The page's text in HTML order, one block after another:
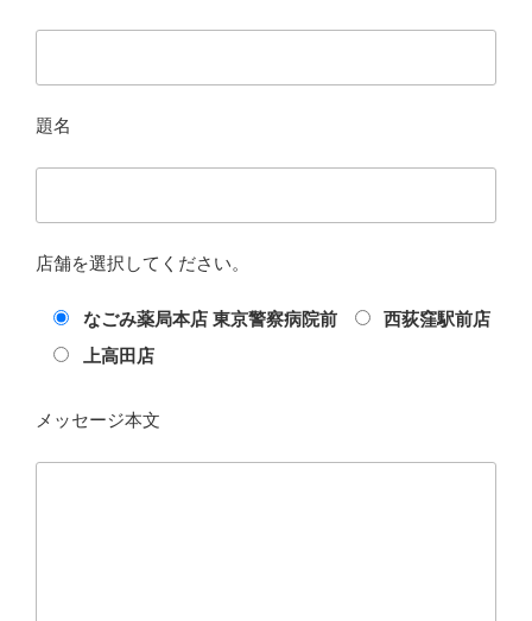
題名
店舗を選択してください。
なごみ薬局本店 東京警察病院前
西荻窪駅前店
上高田店
メッセージ本文